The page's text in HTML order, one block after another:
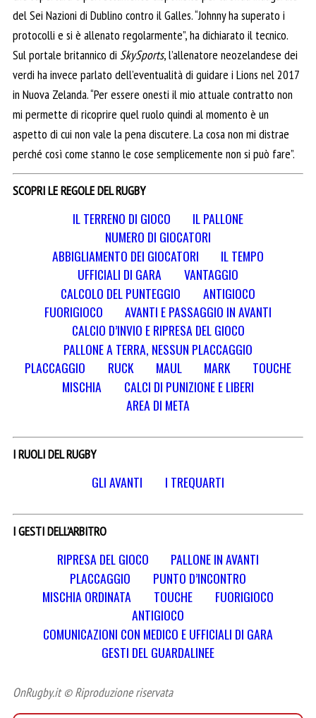
del Sei Nazioni di Dublino contro il Galles. “Johnny ha superato i
protocolli e si è allenato regolarmente”, ha dichiarato il tecnico.
Sul portale britannico di SkySports, l’allenatore neozelandese dei
verdi ha invece parlato dell’eventualità di guidare i Lions nel 2017
in Nuova Zelanda. “Per essere onesti il mio attuale contratto non
mi permette di ricoprire quel ruolo quindi al momento è un
aspetto di cui non vale la pena discutere. La cosa non mi distrae
perché così come stanno le cose semplicemente non si può fare”.
SCOPRI LE REGOLE DEL RUGBY
IL TERRENO DI GIOCO
IL PALLONE
NUMERO DI GIOCATORI
ABBIGLIAMENTO DEI GIOCATORI
IL TEMPO
UFFICIALI DI GARA
VANTAGGIO
CALCOLO DEL PUNTEGGIO
ANTIGIOCO
FUORIGIOCO
AVANTI E PASSAGGIO IN AVANTI
CALCIO D’INVIO E RIPRESA DEL GIOCO
PALLONE A TERRA, NESSUN PLACCAGGIO
PLACCAGGIO
RUCK MAUL MARK
TOUCHE
MISCHIA
CALCI DI PUNIZIONE E LIBERI
AREA DI META
I RUOLI DEL RUGBY
GLI AVANTI I TREQUARTI
I GESTI DELL’ARBITRO
RIPRESA DEL GIOCO
PALLONE IN AVANTI
PLACCAGGIO
PUNTO D’INCONTRO
MISCHIA ORDINATA
TOUCHE
FUORIGIOCO
ANTIGIOCO
COMUNICAZIONI CON MEDICO E UFFICIALI DI GARA
GESTI DEL GUARDALINEE
OnRugby.it © Riproduzione riservata